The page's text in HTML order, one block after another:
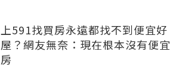
上591找買房永遠都找不到便宜好
屋？網友無奈：現在根本沒有便宜
房